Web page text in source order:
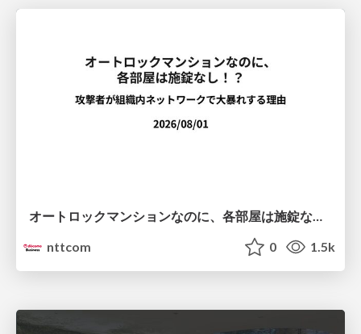
オートロックマンションなのに、各部屋は施錠なし！？ 攻撃者が組織内ネットワークで大暴れする理由 / The Front Door Is Locked, but the Rooms Are Wide Open: Why Attackers Move Freely Inside Enterprise Networks
nttcom
0 1.5k